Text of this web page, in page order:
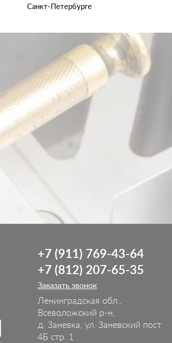
Санкт-Петербурге
+7 (911) 769-43-64
+7 (812) 207-65-35
Заказать звонок
Ленинградская обл.,
Всеволожский р-н,
д. Заневка, ул. Заневский пост
4Б стр. 1